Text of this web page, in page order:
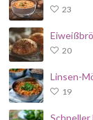
23
20
Linsen-
19
Schneller